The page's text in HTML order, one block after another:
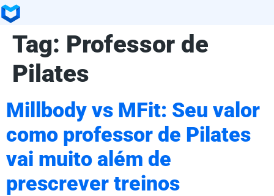
Tag: Professor de
Pilates
Millbody vs MFit: Seu valor
como professor de Pilates
vai muito além de
prescrever treinos